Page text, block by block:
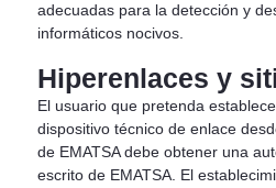
adecuadas para la detección y
informáticos nocivos.
Hiperenlaces y
El usuario que pretenda
dispositivo técnico de enlace
de EMATSA debe obtener una
escrito de EMATSA. El